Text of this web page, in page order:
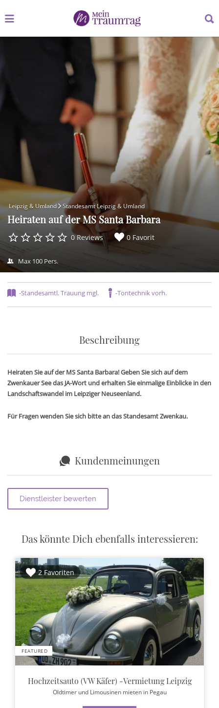
nach:
nach:
Leipzig & Umland Standesamt Leipzig & Umland
Heiraten auf der MS Santa Barbara
0 Reviews 0 Favorit
Max 100 Pers.
-Standesamtl. Trauung mgl. -Tontechnik vorh.
Beschreibung
Heiraten Sie auf der MS Santa Barbara! Geben Sie sich auf dem
Zwenkauer See das JA-Wort und erhalten Sie einmalige Einblicke in den
Landschaftswandel im Leipziger Neuseenland.
Für Fragen wenden Sie sich bitte an das Standesamt Zwenkau.
Kundenmeinungen
Das könnte Dich ebenfalls interessieren:
2 Favoriten
FEATURED
Hochzeitsauto (VW Käfer) -Vermietung Leipzig
Oldtimer und Limousinen mieten in Pegau